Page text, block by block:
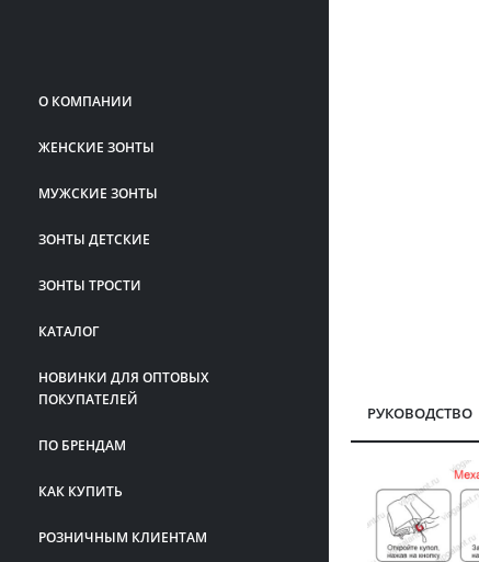
О КОМПАНИИ
ЖЕНСКИЕ ЗОНТЫ
МУЖСКИЕ ЗОНТЫ
ЗОНТЫ ДЕТСКИЕ
ЗОНТЫ ТРОСТИ
КАТАЛОГ
НОВИНКИ ДЛЯ ОПТОВЫХ
ПОКУПАТЕЛЕЙ
ПО БРЕНДАМ
КАК КУПИТЬ
РОЗНИЧНЫМ КЛИЕНТАМ
РУКОВОДСТВО